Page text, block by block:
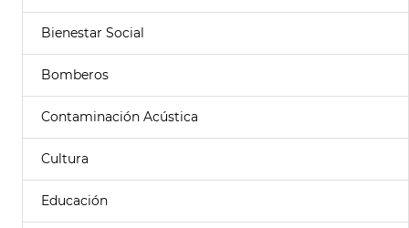
Bienestar Social
Bomberos
Contaminación Acústica
Cultura
Educación